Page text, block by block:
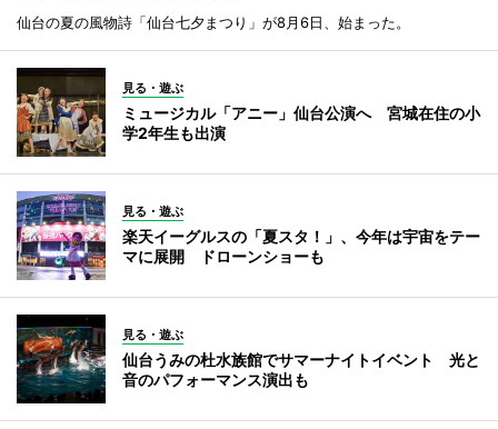
仙台の夏の風物詩「仙台七夕まつり」が8月6日、始まった。
見る・遊ぶ
ミュージカル「アニー」仙台公演へ 宮城在住の小
学2年生も出演
見る・遊ぶ
楽天イーグルスの「夏スタ！」、今年は宇宙をテー
マに展開 ドローンショーも
見る・遊ぶ
仙台うみの杜水族館でサマーナイトイベント 光と
音のパフォーマンス演出も